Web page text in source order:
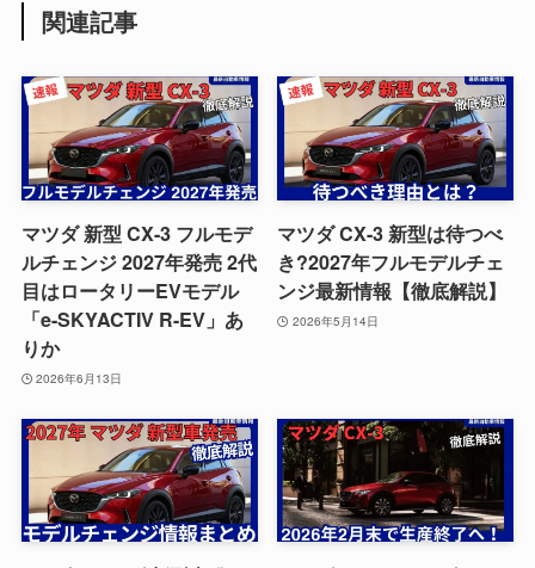
関連記事
マツダ 新型 CX-3 フルモデ
ルチェンジ 2027年発売 2代
目はロータリーEVモデル
「e-SKYACTIV R-EV」あ
りか
2026年6月13日
マツダ CX-3 新型は待つべ
き?2027年フルモデルチェ
ンジ最新情報【徹底解説】
2026年5月14日